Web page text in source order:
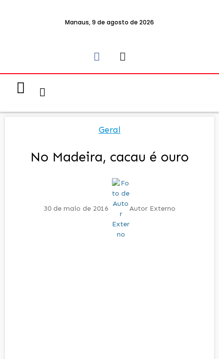
Manaus, 9 de agosto de 2026
Geral
No Madeira, cacau é ouro
30 de maio de 2016 Autor Externo